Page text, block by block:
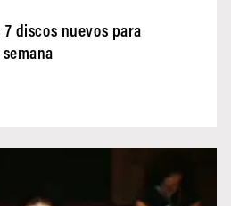
discos nuevos para